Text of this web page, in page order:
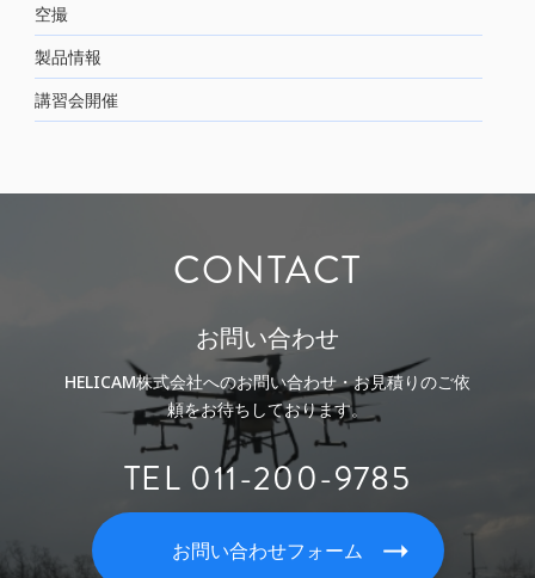
空撮
製品情報
講習会開催
CONTACT
お問い合わせ
HELICAM株式会社へのお問い合わせ・お見積りのご依
頼をお待ちしております。
TEL 011-200-9785
お問い合わせフォーム